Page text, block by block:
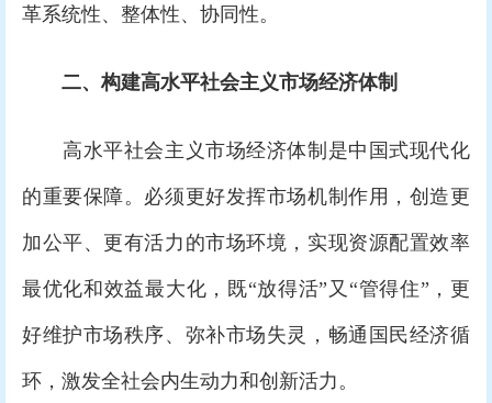
革系统性、整体性、协同性。
二、构建高水平社会主义市场经济体制
高水平社会主义市场经济体制是中国式现代化
的重要保障。必须更好发挥市场机制作用，创造更
加公平、更有活力的市场环境，实现资源配置效率
最优化和效益最大化，既“放得活”又“管得住”，更
好维护市场秩序、弥补市场失灵，畅通国民经济循
环，激发全社会内生动力和创新活力。